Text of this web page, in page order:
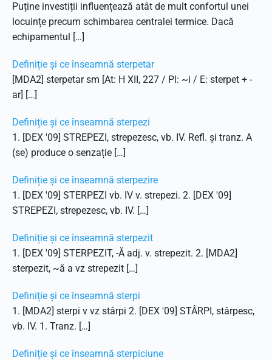
Puține investiții influențează atât de mult confortul unei
locuințe precum schimbarea centralei termice. Dacă
echipamentul […]
Definiție și ce înseamnă sterpetar
[MDA2] sterpetar sm [At: H XII, 227 / Pl: ~i / E: sterpet + -
ar] […]
Definiție și ce înseamnă sterpezi
1. [DEX '09] STREPEZI, strepezesc, vb. IV. Refl. și tranz. A
(se) produce o senzație […]
Definiție și ce înseamnă sterpezire
1. [DEX '09] STERPEZI vb. IV v. strepezi. 2. [DEX '09]
STREPEZI, strepezesc, vb. IV. […]
Definiție și ce înseamnă sterpezit
1. [DEX '09] STERPEZIT, -Ă adj. v. strepezit. 2. [MDA2]
sterpezit, ~ă a vz strepezit […]
Definiție și ce înseamnă sterpi
1. [MDA2] sterpi v vz stârpi 2. [DEX '09] STÂRPI, stârpesc,
vb. IV. 1. Tranz. […]
Definiție și ce înseamnă sterpiciune